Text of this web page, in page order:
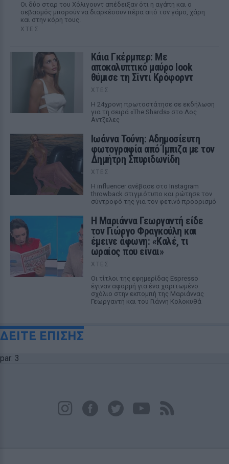
Οι δύο σταρ του Χόλιγουντ απέδειξαν ότι η αγάπη και ο
σεβασμός μπορούν να διαρκέσουν πέρα από τον γάμο, χάρη
και στην κόρη τους.
ΧΤΕΣ
Κάια Γκέρμπερ: Με
αποκαλυπτικό μαύρο look
θύμισε τη Σίντι Κρόφορντ
ΧΤΕΣ
Η 24χρονη πρωτοστάτησε σε εκδήλωση
για τη σειρά «The Shards» στο Λος
Αντζελες
Ιωάννα Τούνη: Αδημοσίευτη
φωτογραφία από Ίμπιζα με τον
Δημήτρη Σπυριδωνίδη
ΧΤΕΣ
Η influencer ανέβασε στο Instagram
throwback στιγμιότυπο και ρώτησε τον
σύντροφό της για τον φετινό προορισμό
Η Μαριάννα Γεωργαντή είδε
τον Γιώργο Φραγκούλη και
έμεινε άφωνη: «Καλέ, τι
ωραίος που είναι»
ΧΤΕΣ
Οι τίτλοι της εφημερίδας Espresso
έγιναν αφορμή για ένα χαριτωμένο
σχόλιο στην εκπομπή της Μαριάννας
Γεωργαντή και του Γιάννη Κολοκυθά
ΔΕΙΤΕ ΕΠΙΣΗΣ
par: 3